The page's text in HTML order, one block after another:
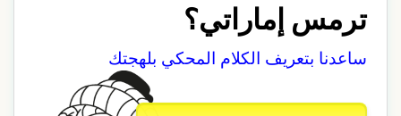
ترمس إماراتي؟
ساعدنا بتعريف الكلام المحكي بلهجتك